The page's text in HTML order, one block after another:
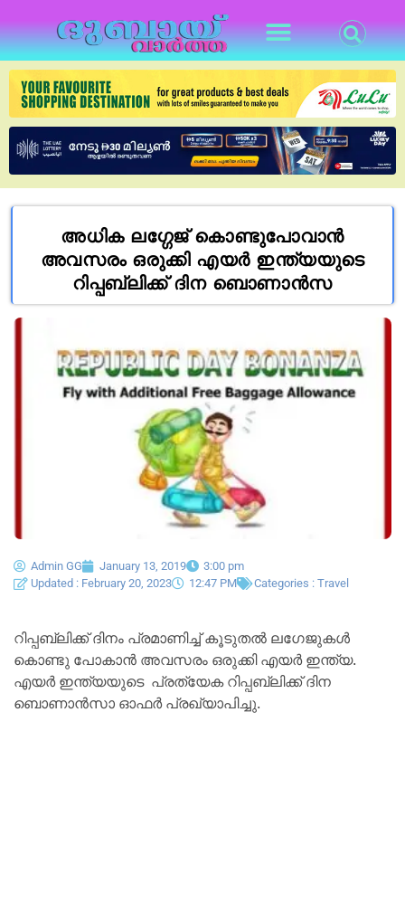
അധിക ലഗ്ഗേജ് കൊണ്ടുപോവാൻ
അവസരം ഒരുക്കി എയർ ഇന്ത്യയുടെ
റിപ്പബ്ലിക്ക് ദിന ബൊണാൻസ
Admin GG January 13, 2019
3:00 pm
Updated : February 20, 2023
12:47 PM Categories : Travel
റിപ്പബ്ലിക്ക് ദിനം പ്രമാണിച്ച് കൂടുതൽ ലഗേജുകൾ
കൊണ്ടു പോകാൻ അവസരം ഒരുക്കി എയർ ഇന്ത്യ.
എയർ ഇന്ത്യയുടെ പ്രത്യേക റിപ്പബ്ലിക്ക് ദിന
ബൊണാൻസാ ഓഫർ പ്രഖ്യാപിച്ചു.